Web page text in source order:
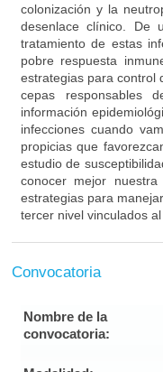
colonización y la
desenlace clínico. De
tratamiento de estas
pobre respuesta
estrategias para control
cepas responsables
información
infecciones cuando
propicias que
estudio de
conocer mejor
estrategias para
tercer nivel vinculados
Convocatoria
Nombre de la
convocatoria: